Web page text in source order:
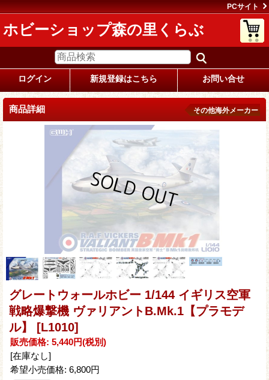
PCサイト
ホビーショップ森の里くらぶ
ログイン 新規登録はこちら お問い合せ
商品詳細 その他海外メーカー
グレートウォールホビー 1/144 イギリス空軍
戦略爆撃機 ヴァリアントB.Mk.1【プラモデ
ル】 [L1010]
販売価格: 5,440円(税別)
[在庫なし]
希望小売価格: 6,800円